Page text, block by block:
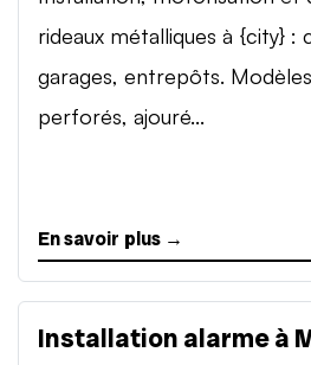
rideaux métalliques à {city} :
garages, entrepôts.
perforés, ajouré...
En savoir plus →
Installation alarme à